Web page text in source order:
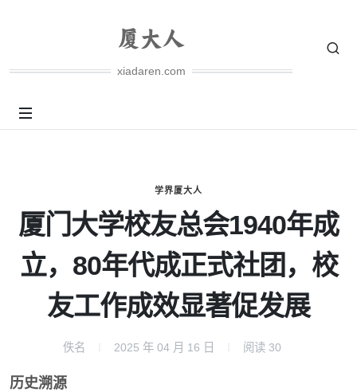
xiadaren.com
学界厦大人
厦门大学校友总会1940年成
立，80年代成正式社团，校
友工作成效显著促发展
佚名 2025 年 04 月 16 日 阅读 30
历史溯源